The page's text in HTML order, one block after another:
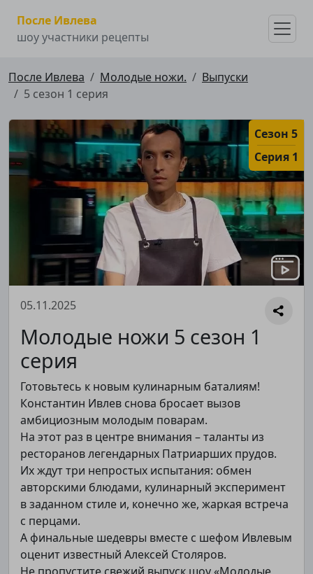
После Ивлева
шоу участники рецепты
После Ивлева Молодые ножи.
Выпуски
5 сезон 1 серия
Сезон 5
Серия 1
05.11.2025
Молодые ножи 5 сезон 1
серия
Готовьтесь к новым кулинарным баталиям!
Константин Ивлев снова бросает вызов
амбициозным молодым поварам.
На этот раз в центре внимания – таланты из
ресторанов легендарных Патриарших прудов.
Их ждут три непростых испытания: обмен
авторскими блюдами, кулинарный эксперимент
в заданном стиле и, конечно же, жаркая встреча
с перцами.
А финальные шедевры вместе с шефом Ивлевым
оценит известный Алексей Столяров.